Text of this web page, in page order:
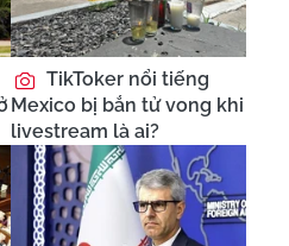
TikToker nổi tiếng
Mexico bị bắn tử vong khi
livestream là ai?